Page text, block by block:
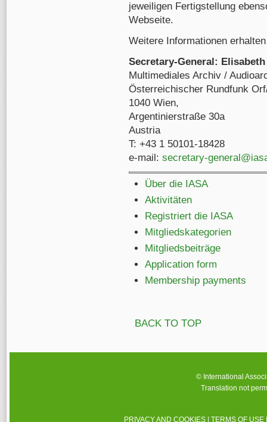
jeweiligen Fertigstellung
Webseite.
Weitere Informationen
Secretary-General:
Multimediales Archiv /
Österreichischer Rundfunk
1040 Wien,
Argentinierstraße 30a
Austria
T: +43 1 50101-18428
e-mail: secretary-
Über die IASA
Aktivitäten
Registriert die IASA
Mitgliedskategorien
Mitgliedsbeiträge
Application form
Membership payments
BACK TO TOP
© International
Translation not
PRIVACY AND COOKIES |TERMS OF USE